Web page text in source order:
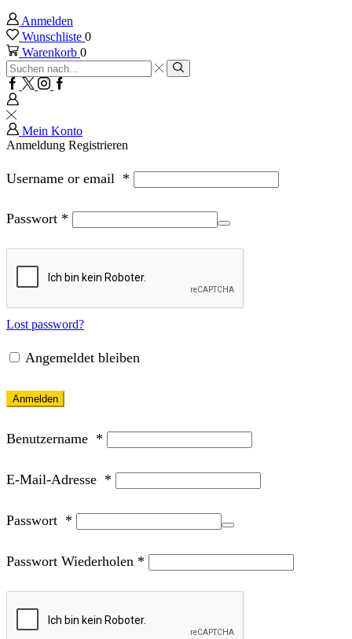
Anmelden
Wunschliste 0
Warenkorb 0
Sucheingabe
Suche
Facebook
TwitterInstagram
Google
Mein Konto
Anmeldung Registrieren
Username or email *
Passwort *
Lost password?
Angemeldet bleiben
Anmelden
Benutzername *
E-Mail-Adresse *
Passwort *
Passwort Wiederholen *